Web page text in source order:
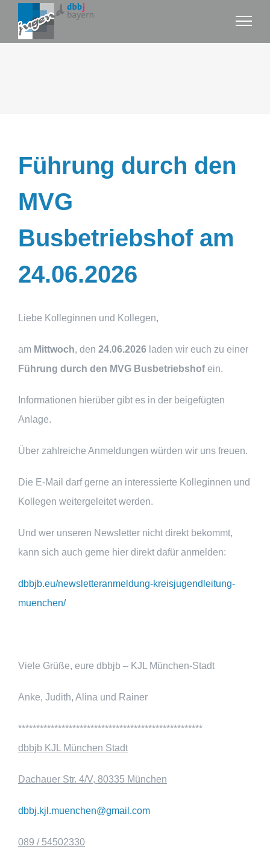
Inhalt
Führung durch den
MVG
Busbetriebshof am
24.06.2026
Liebe Kolleginnen und Kollegen,
am Mittwoch, den 24.06.2026 laden wir euch zu einer
Führung durch den MVG Busbetriebshofein.
Informationen hierüber gibt es in der beigefügten
Anlage.
Über zahlreiche Anmeldungen würden wir uns freuen.
Die E-Mail darf gerne an interessierte Kolleginnen und
Kollegen weitergeleitet werden.
Und wer unseren Newsletter nicht direkt bekommt,
kann sich auch gerne hier direkt dafür anmelden:
dbbjb.eu/newsletteranmeldung-kreisjugendleitung-
muenchen/
Viele Grüße, eure dbbjb – KJL München-Stadt
Anke, Judith, Alina und Rainer
***************************************************
dbbjb KJL München Stadt
Dachauer Str. 4/V, 80335 München
dbbj.kjl.muenchen@gmail.com
089 / 54502330